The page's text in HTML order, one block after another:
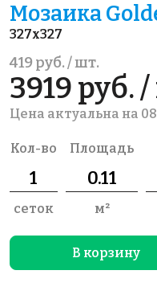
Мозаика
327x327
419 руб. / шт.
3919 руб. /
Цена актуальна на
Кол-во
сеток
Площадь
м²
В корзину